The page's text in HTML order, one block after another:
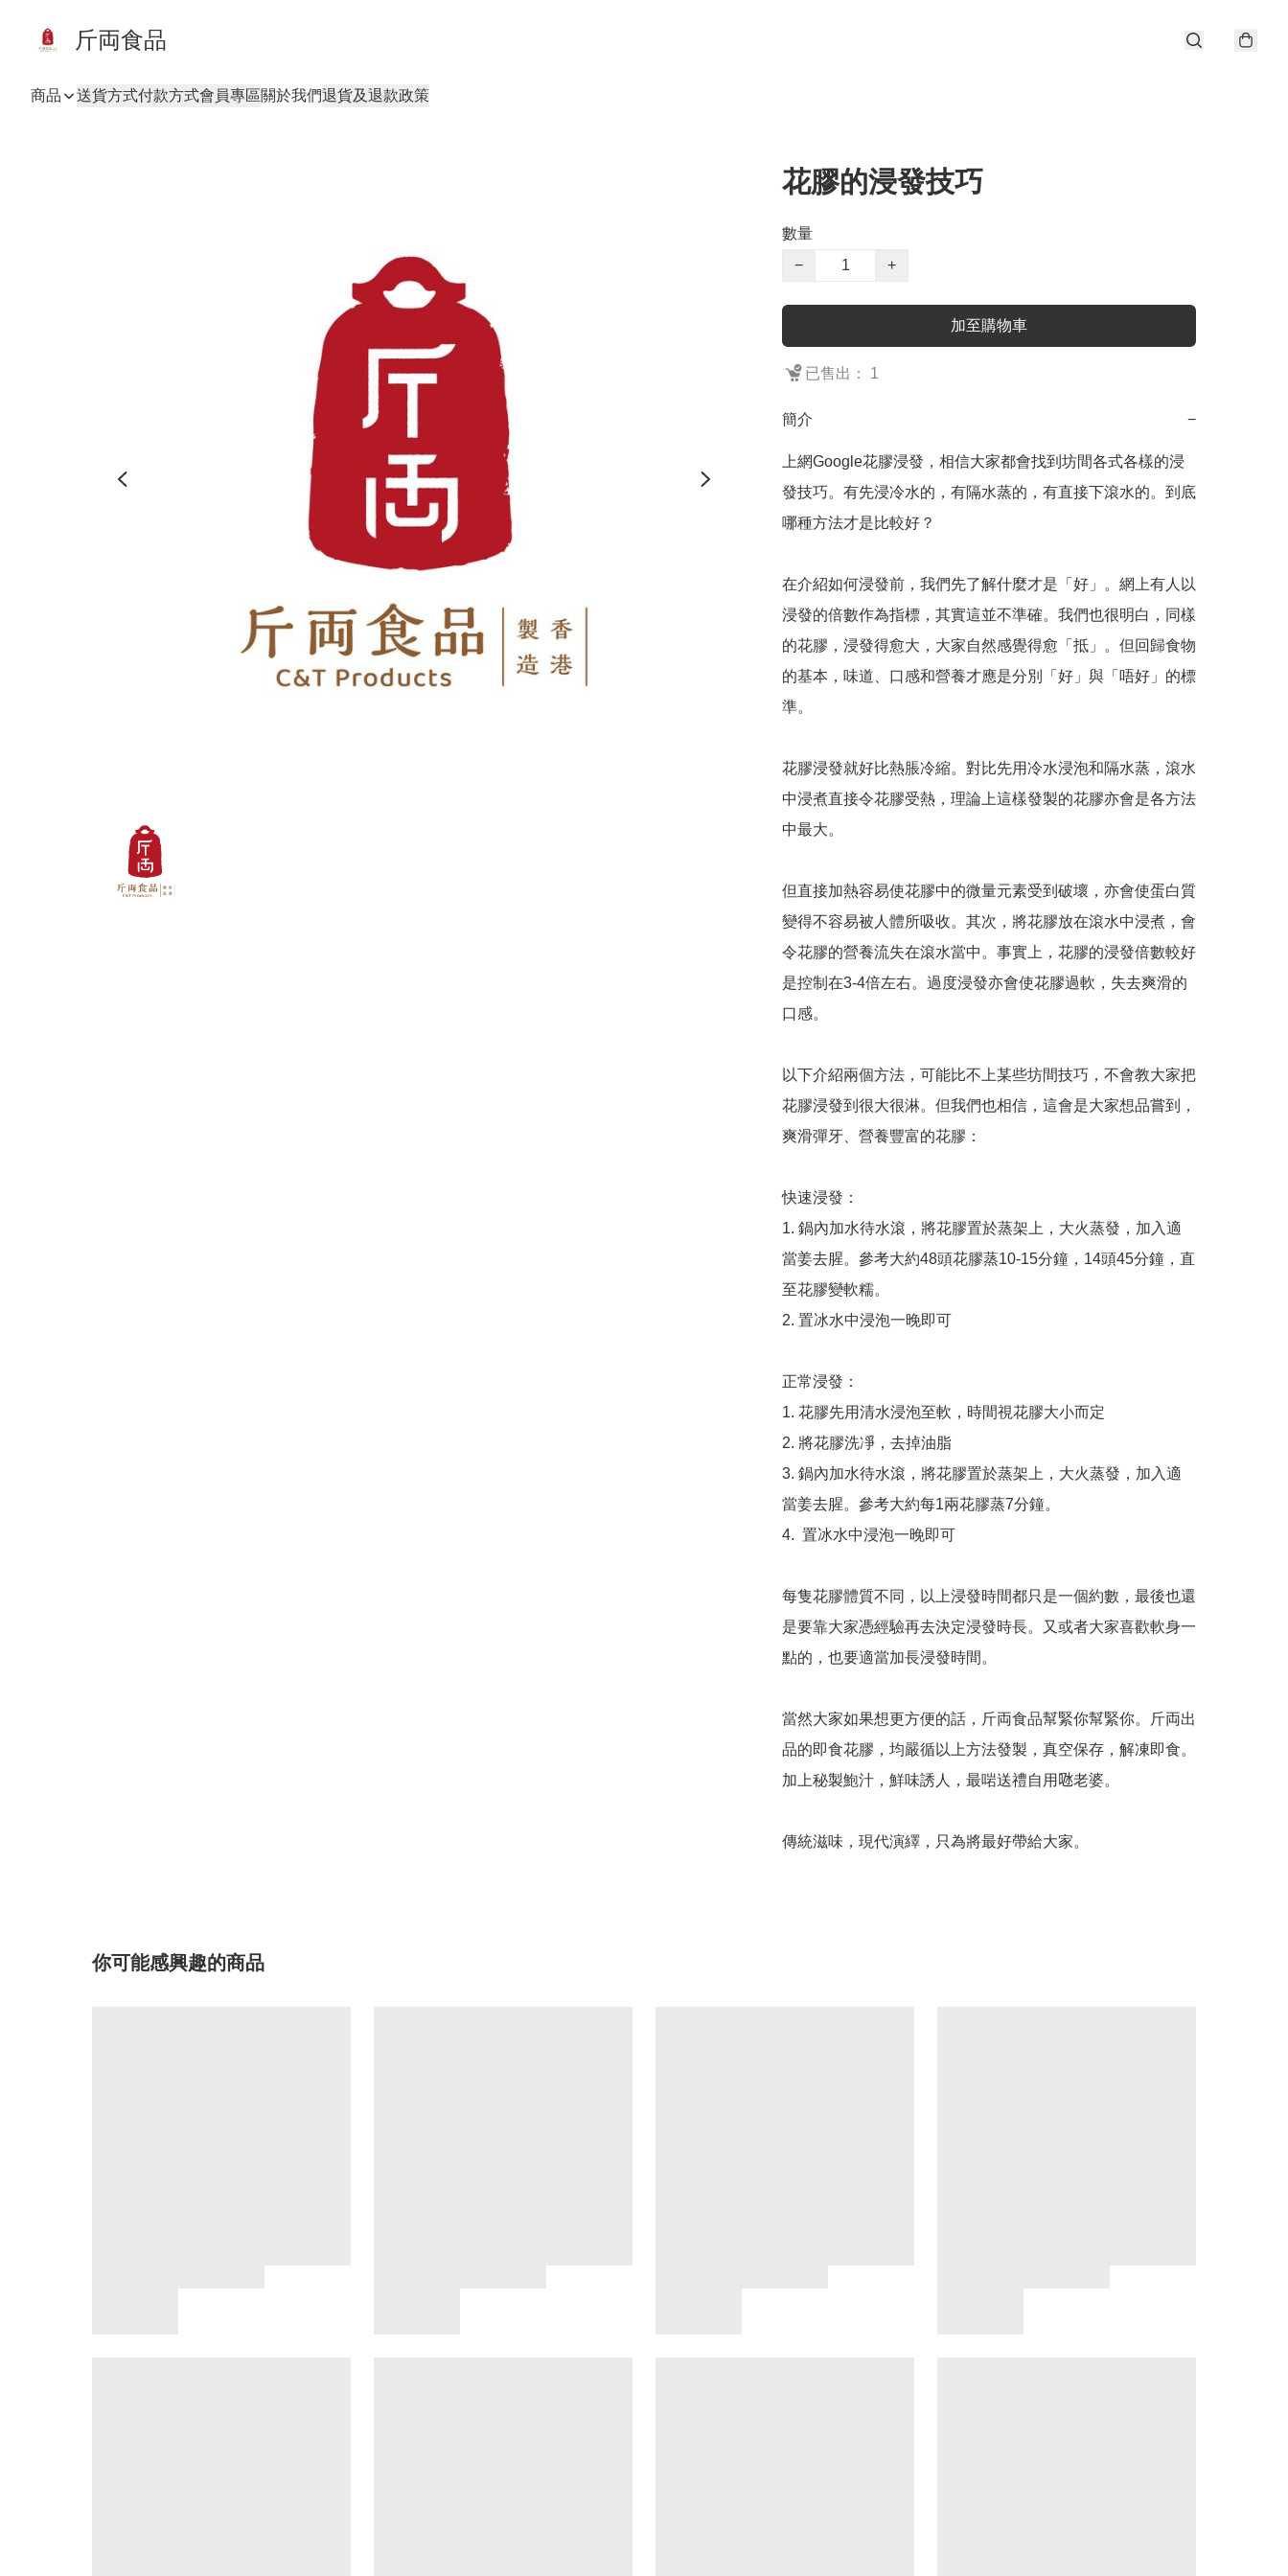
斤両食品
商品 送貨方式付款方式會員專區關於我們退貨及退款政策
花膠的浸發技巧
數量
−
+
加至購物車
已售出： 1
簡介 −
上網Google花膠浸發，相信大家都會找到坊間各式各樣的浸
發技巧。有先浸冷水的，有隔水蒸的，有直接下滾水的。到底
哪種方法才是比較好？
在介紹如何浸發前，我們先了解什麼才是「好」。網上有人以
浸發的倍數作為指標，其實這並不準確。我們也很明白，同樣
的花膠，浸發得愈大，大家自然感覺得愈「抵」。但回歸食物
的基本，味道、口感和營養才應是分別「好」與「唔好」的標
準。
花膠浸發就好比熱脹冷縮。對比先用冷水浸泡和隔水蒸，滾水
中浸煮直接令花膠受熱，理論上這樣發製的花膠亦會是各方法
中最大。
但直接加熱容易使花膠中的微量元素受到破壞，亦會使蛋白質
變得不容易被人體所吸收。其次，將花膠放在滾水中浸煮，會
令花膠的營養流失在滾水當中。事實上，花膠的浸發倍數較好
是控制在3-4倍左右。過度浸發亦會使花膠過軟，失去爽滑的
口感。
以下介紹兩個方法，可能比不上某些坊間技巧，不會教大家把
花膠浸發到很大很淋。但我們也相信，這會是大家想品嘗到，
爽滑彈牙、營養豐富的花膠：
快速浸發：
1. 鍋內加水待水滾，將花膠置於蒸架上，大火蒸發，加入適
當姜去腥。參考大約48頭花膠蒸10-15分鐘，14頭45分鐘，直
至花膠變軟糯。
2. 置冰水中浸泡一晚即可
正常浸發：
1. 花膠先用清水浸泡至軟，時間視花膠大小而定
2. 將花膠洗凈，去掉油脂
3. 鍋內加水待水滾，將花膠置於蒸架上，大火蒸發，加入適
當姜去腥。參考大約每1兩花膠蒸7分鐘。
4.  置冰水中浸泡一晚即可
每隻花膠體質不同，以上浸發時間都只是一個約數，最後也還
是要靠大家憑經驗再去決定浸發時長。又或者大家喜歡軟身一
點的，也要適當加長浸發時間。
當然大家如果想更方便的話，斤両食品幫緊你幫緊你。斤両出
品的即食花膠，均嚴循以上方法發製，真空保存，解凍即食。
加上秘製鮑汁，鮮味誘人，最啱送禮自用𠱁老婆。
傳統滋味，現代演繹，只為將最好帶給大家。
你可能感興趣的商品